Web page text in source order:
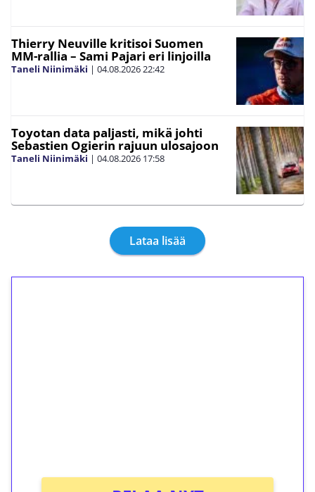
Thierry Neuville kritisoi Suomen
MM-rallia – Sami Pajari eri linjoilla
Taneli Niinimäki | 04.08.202622:42
Toyotan data paljasti, mikä johti
Sebastien Ogierin rajuun ulosajoon
Taneli Niinimäki | 04.08.2026 17:58
Lataa lisää